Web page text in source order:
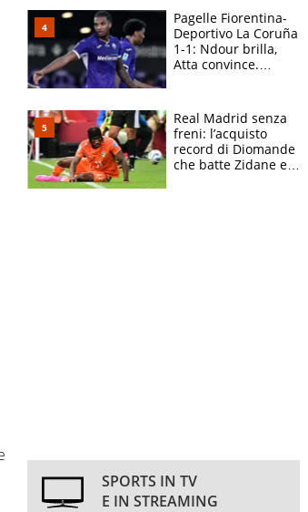
adesso
Pagelle Fiorentina-
Deportivo La Coruña
1-1: Ndour brilla,
Atta convince.
Real Madrid senza
freni: l’acquisto
record di Diomande
che batte Zidane e
SPORTS IN TV
E IN STREAMING